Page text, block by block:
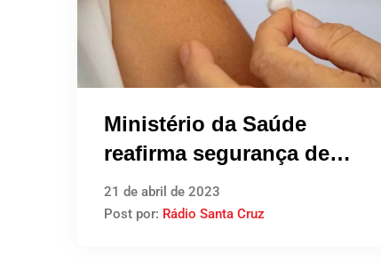
Ministério da Saúde
reafirma segurança de
vacinas contra covid-19
21 de abril de 2023
Post por: Rádio Santa Cruz